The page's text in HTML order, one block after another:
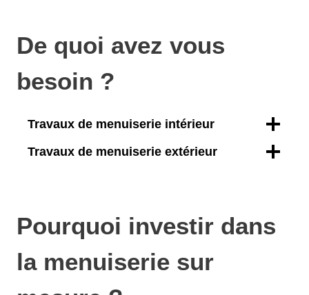
De quoi avez vous
besoin ?
Travaux de menuiserie intérieur
Travaux de menuiserie extérieur
Pourquoi investir dans
la menuiserie sur